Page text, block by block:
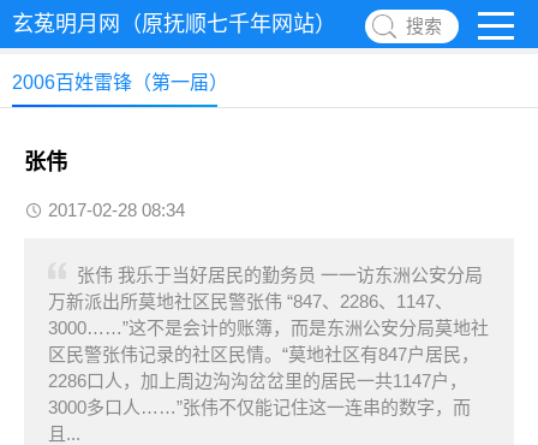
玄菟明月网（原抚顺七千年网站） 搜索
2006百姓雷锋（第一届）
张伟
2017-02-28 08:34
张伟 我乐于当好居民的勤务员 一一访东洲公安分局
万新派出所莫地社区民警张伟 “847、2286、1147、
3000……”这不是会计的账簿，而是东洲公安分局莫地社
区民警张伟记录的社区民情。“莫地社区有847户居民，
2286口人，加上周边沟沟岔岔里的居民一共1147户，
3000多口人……”张伟不仅能记住这一连串的数字，而
且...